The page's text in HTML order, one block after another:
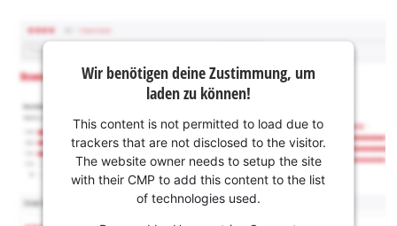
Wir benötigen deine Zustimmung, um
laden zu können!
This content is not permitted to load due to
trackers that are not disclosed to the visitor.
The website owner needs to setup the site
with their CMP to add this content to the list
of technologies used.